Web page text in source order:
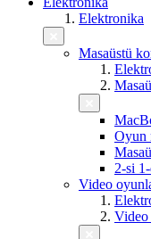
Elektronika
Masaüstü
Oyun
2-si
Video
Video